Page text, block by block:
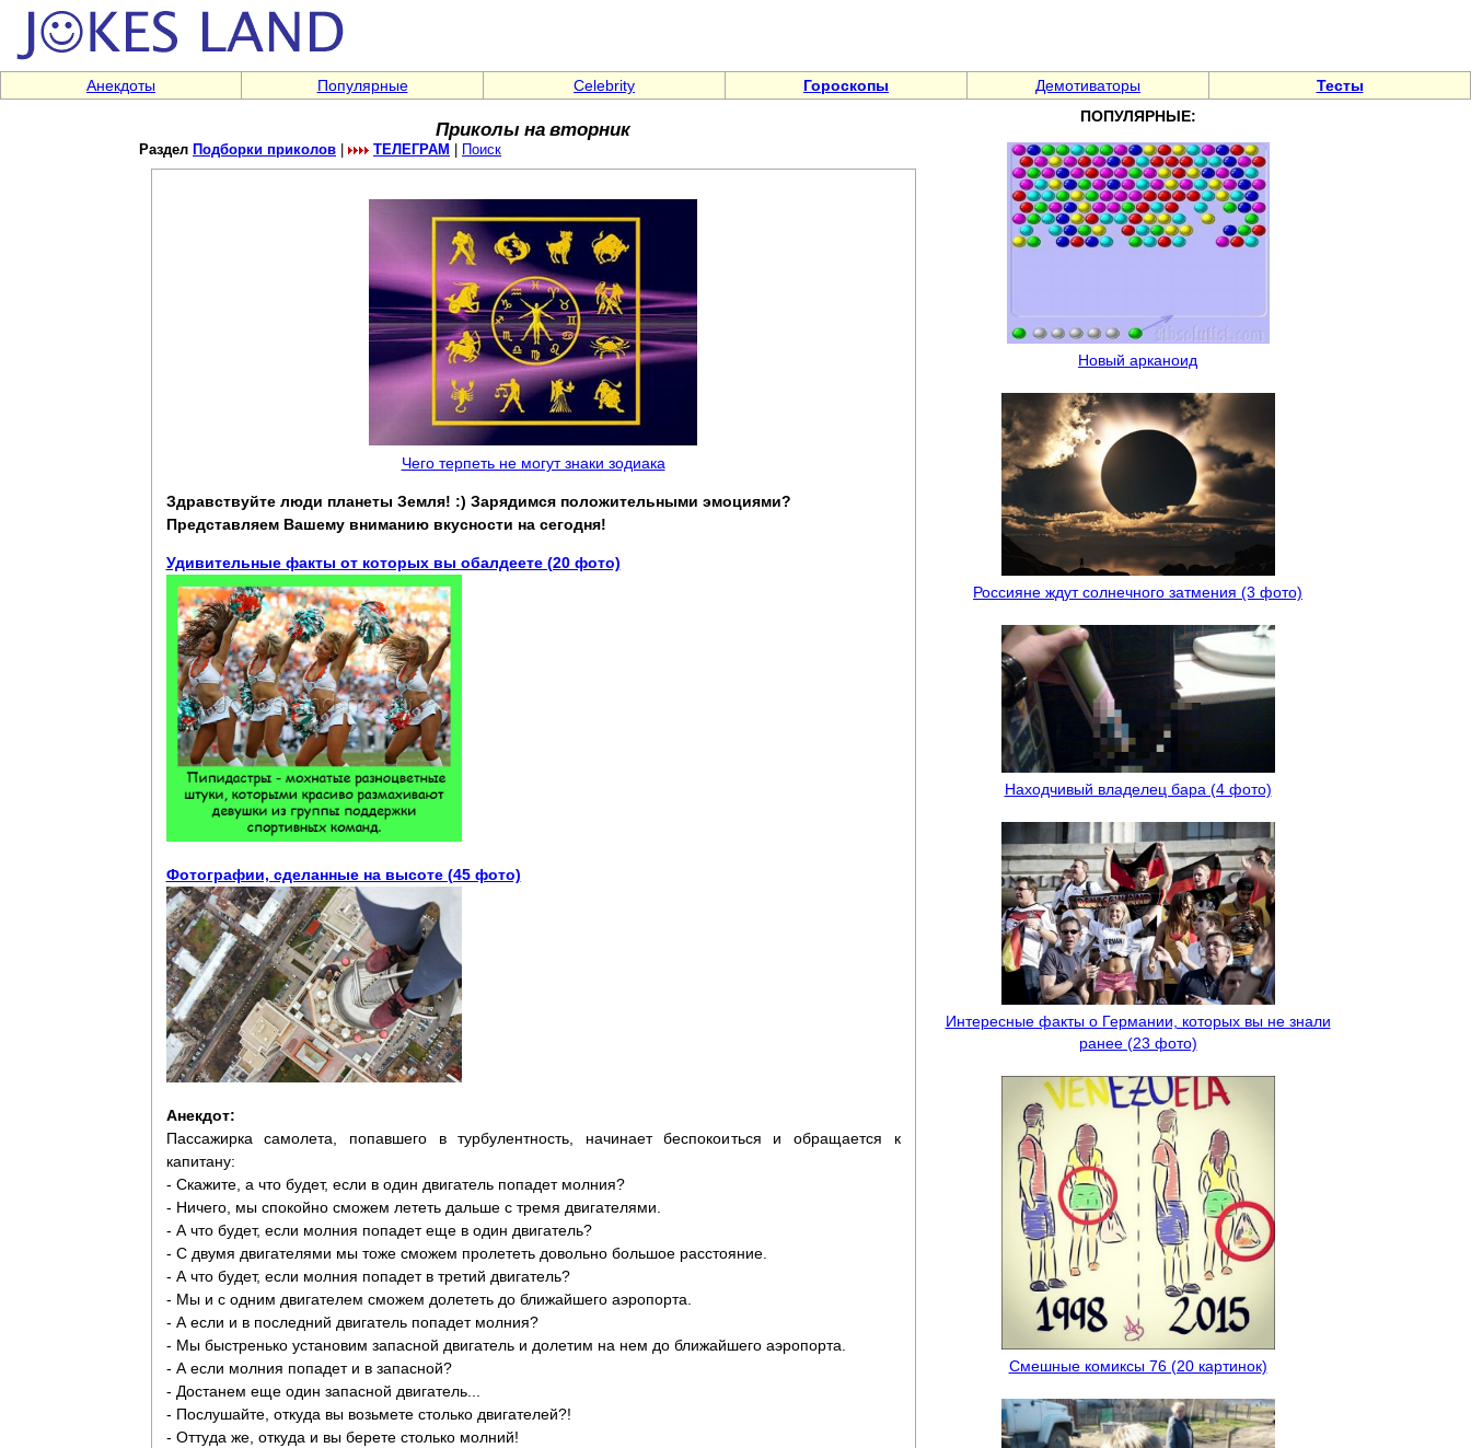
Анекдоты Популярные Celebrity Гороскопы Демотиваторы Тесты
Приколы на вторник
Раздел Подборки приколов ТЕЛЕГРАМ Поиск
Чего терпеть не могут знаки зодиака
Здравствуйте люди планеты Земля! :) Зарядимся положительными эмоциями?
Представляем Вашему вниманию вкусности на сегодня!
Удивительные факты от которых вы обалдеете (20 фото)
Фотографии, сделанные на высоте (45 фото)
Анекдот:
Пассажирка самолета, попавшего в турбулентность, начинает беспокоиться и обращается к
капитану:
- Скажите, а что будет, если в один двигатель попадет молния?
- Ничего, мы спокойно сможем лететь дальше с тремя двигателями.
- А что будет, если молния попадет еще в один двигатель?
- С двумя двигателями мы тоже сможем пролететь довольно большое расстояние.
- А что будет, если молния попадет в третий двигатель?
- Мы и с одним двигателем сможем долететь до ближайшего аэропорта.
- А если и в последний двигатель попадет молния?
- Мы быстренько установим запасной двигатель и долетим на нем до ближайшего аэропорта.
- А если молния попадет и в запасной?
- Достанем еще один запасной двигатель...
- Послушайте, откуда вы возьмете столько двигателей?!
- Оттуда же, откуда и вы берете столько молний!
ПОПУЛЯРНЫЕ:
Новый арканоид
Россияне ждут солнечного затмения (3 фото)
Находчивый владелец бара (4 фото)
Интересные факты о Германии, которых вы не знали
ранее (23 фото)
Смешные комиксы 76 (20 картинок)